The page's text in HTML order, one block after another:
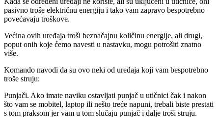
pasivno troše električnu energiju i tako vam zapravo bespotrebno
povećavaju troškove.
Većina ovih uređaja troši beznačajnu količinu energije, ali drugi,
poput onih koje ćemo navesti u nastavku, mogu potrošiti znatno
više.
Komando navodi da su ovo neki od uređaja koji vam bespotrebno
troše struju:
Punjači. Ako imate naviku ostavljati punjač u utičnici čak i nakon
što vam se mobitel, laptop ili nešto treće napuni, trebali biste prestati
s tom praksom jer vam u tom slučaju punjač i dalje troši struju.